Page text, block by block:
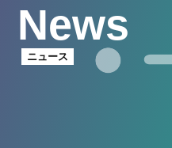
News
ニュース